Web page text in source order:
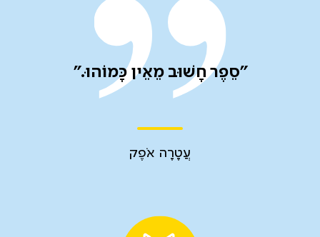
"סֵפֶר חָשׁוּב מֵאֵין כָּמוֹהוּ."
עֲטָרָה אֹפֶק